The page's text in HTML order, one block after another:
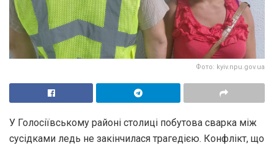
Фото: kyiv.npu.gov.ua
У Голосіївському районі столиці побутова сварка між
сусідками ледь не закінчилася трагедією. Конфлікт, що